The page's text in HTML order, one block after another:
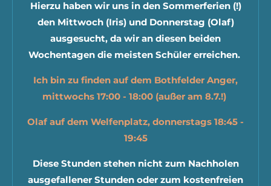
Hierzu haben wir uns in den Sommerferien (!)
den Mittwoch (Iris) und Donnerstag (Olaf)
ausgesucht, da wir an diesen beiden
Wochentagen die meisten Schüler erreichen.
Ich bin zu finden auf dem Bothfelder Anger,
mittwochs 17:00 - 18:00 (außer am 8.7.!)
Olaf auf dem Welfenplatz, donnerstags 18:45 -
19:45
Diese Stunden stehen nicht zum Nachholen
ausgefallener Stunden oder zum kostenfreien